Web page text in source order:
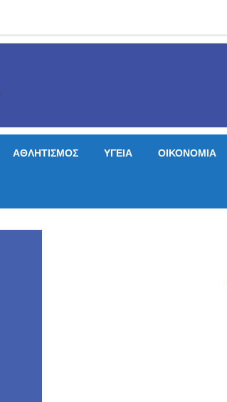
ΑΘΛΗΤΙΣΜΟΣ ΥΓΕΙΑ ΟΙΚΟΝΟΜΙΑ